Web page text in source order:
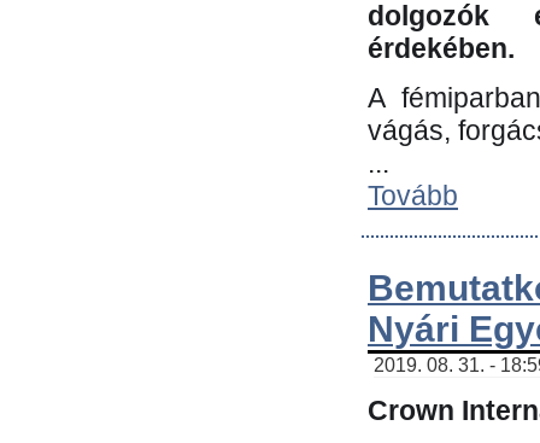
dolgozók
érdekében.
A
vágás,
...
Tovább
Nyári
2019. 08. 31. -
Crown